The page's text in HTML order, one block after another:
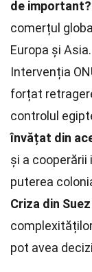
de important?
comerțul
Europa și Asia.
Intervenția
forțat
controlul
învățat din
și a
puterea
Criza din Suez
pot avea